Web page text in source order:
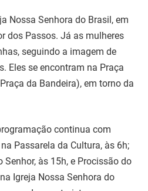
Nossa Senhora do Brasil, em
dos Passos. Já as mulheres
seguindo a imagem de
Eles se encontram na Praça
da Bandeira), em torno da
continua com
Passarela da Cultura, às 6h;
às 15h, e Procissão do
Igreja Nossa Senhora do